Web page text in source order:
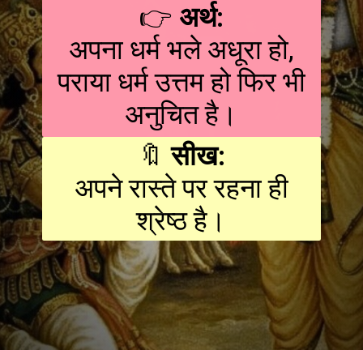
👉 अर्थ:
अपना धर्म भले अधूरा हो,
पराया धर्म उत्तम हो फिर भी
अनुचित है।
🔖सीख:
अपने रास्ते पर रहना ही
श्रेष्ठ है।